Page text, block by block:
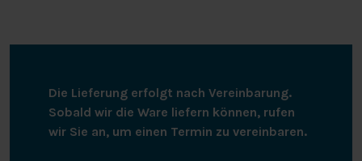
Die Lieferung erfolgt nach Vereinbarung.
Sobald wir die Ware liefern können, rufen
wir Sie an, um einen Termin zu vereinbaren.